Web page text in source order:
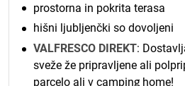
prostorna in pokrita terasa
hišni ljubljenčki so dovoljeni
VALFRESCO DIREKT:
sveže že pripravljene ali
parcelo ali v camping home!